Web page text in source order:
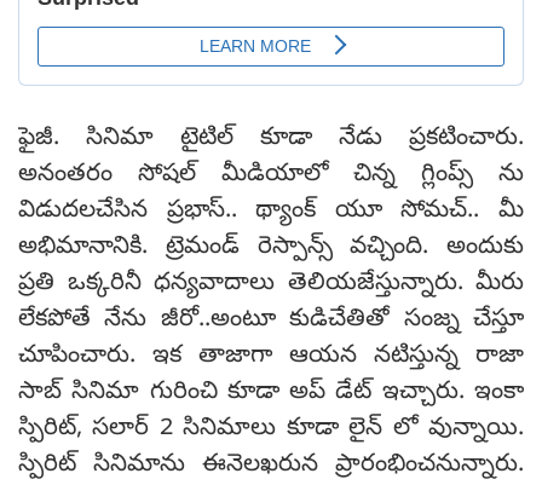
ఫైజీ. సినిమా టైటిల్ కూడా నేడు ప్రకటించారు.
అనంతరం సోషల్ మీడియాలో చిన్న గ్లింప్స్ ను
విడుదలచేసిన ప్రభాస్.. థ్యాంక్ యూ సోమచ్.. మీ
అభిమానానికి. ట్రెమండ్ రెస్పాన్స్ వచ్చింది. అందుకు
ప్రతి ఒక్కరినీ ధన్యవాదాలు తెలియజేస్తున్నారు. మీరు
లేకపోతే నేను జీరో..అంటూ కుడిచేతితో సంజ్న చేస్తూ
చూపించారు. ఇక తాజాగా ఆయన నటిస్తున్న రాజా
సాబ్ సినిమా గురించి కూడా అప్ డేట్ ఇచ్చారు. ఇంకా
స్పిరిట్, సలార్ 2 సినిమాలు కూడా లైన్ లో వున్నాయి.
స్పిరిట్ సినిమాను ఈనెలఖరున ప్రారంభించనున్నారు.